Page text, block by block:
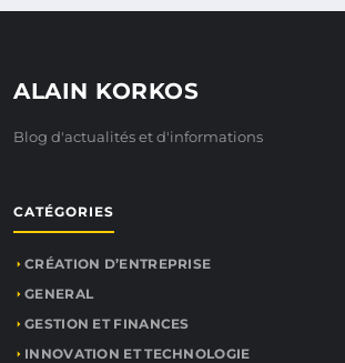
ALAIN KORKOS
Blog d'actualités et d'informations
CATÉGORIES
CRÉATION D’ENTREPRISE
GENERAL
GESTION ET FINANCES
INNOVATION ET TECHNOLOGIE